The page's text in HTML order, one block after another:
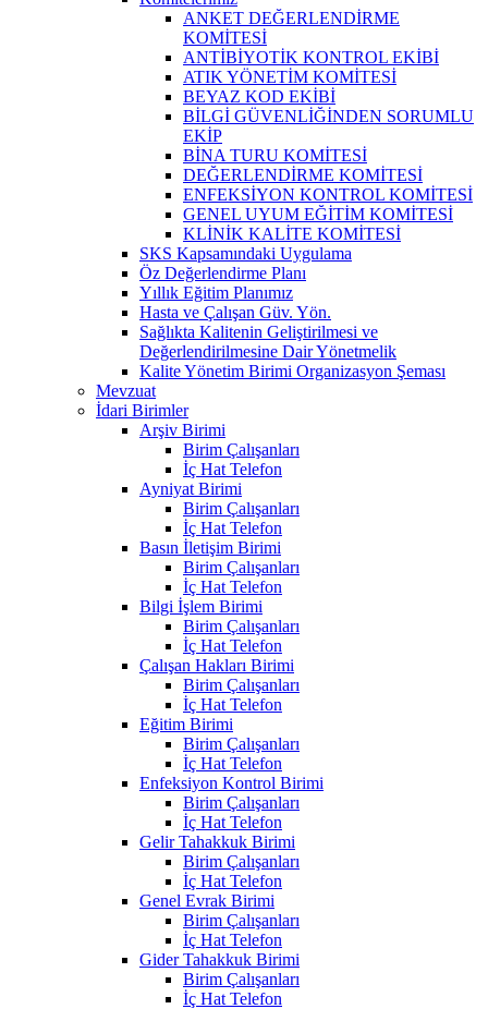
ANKET DEĞERLENDİRME
KOMİTESİ
ANTİBİYOTİK KONTROL EKİBİ
ATIK YÖNETİM KOMİTESİ
BEYAZ KOD EKİBİ
BİLGİ GÜVENLİĞİNDEN SORUMLU
EKİP
BİNA TURU KOMİTESİ
DEĞERLENDİRME KOMİTESİ
ENFEKSİYON KONTROL KOMİTESİ
GENEL UYUM EĞİTİM KOMİTESİ
KLİNİK KALİTE KOMİTESİ
SKS Kapsamındaki Uygulama
Öz Değerlendirme Planı
Yıllık Eğitim Planımız
Hasta ve Çalışan Güv. Yön.
Sağlıkta Kalitenin Geliştirilmesi ve
Değerlendirilmesine Dair Yönetmelik
Kalite Yönetim Birimi Organizasyon Şeması
Mevzuat
İdari Birimler
Arşiv Birimi
Birim Çalışanları
İç Hat Telefon
Ayniyat Birimi
Birim Çalışanları
İç Hat Telefon
Basın İletişim Birimi
Birim Çalışanları
İç Hat Telefon
Bilgi İşlem Birimi
Birim Çalışanları
İç Hat Telefon
Çalışan Hakları Birimi
Birim Çalışanları
İç Hat Telefon
Eğitim Birimi
Birim Çalışanları
İç Hat Telefon
Enfeksiyon Kontrol Birimi
Birim Çalışanları
İç Hat Telefon
Gelir Tahakkuk Birimi
Birim Çalışanları
İç Hat Telefon
Genel Evrak Birimi
Birim Çalışanları
İç Hat Telefon
Gider Tahakkuk Birimi
Birim Çalışanları
İç Hat Telefon